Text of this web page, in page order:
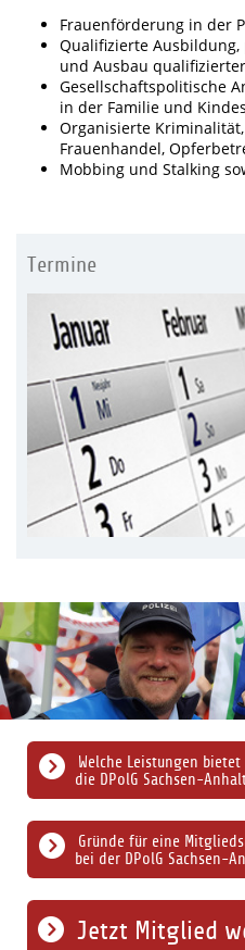
Frauenförderung in der
Qualifizierte
und Ausbau
Gesellschaftspolitische
in der Familie und
Organisierte
Frauenhandel,
Mobbing und Stalking
Termine
Gründe für eine
bei der DPolG Sachsen-
Welche Leistungen bietet
die DPolG Sachsen-
Jetzt Mitglied